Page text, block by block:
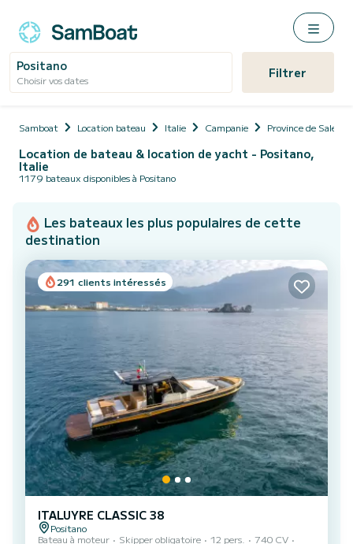
Positano
Choisir vos dates Filtrer
Samboat Location bateau Italie Campanie Province de Salerne
Location de bateau & location de yacht - Positano,
Italie
1179 bateaux disponibles à Positano
Les bateaux les plus populaires de cette
destination
291 clients intéressés
ITALUYRE CLASSIC 38
Positano
Bateau à moteur
Skipper obligatoire 12 pers.
740 CV